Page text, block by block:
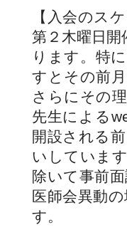
【入会のス
第２木曜日開
ります。特
すとその前
さらにその
先生による
開設される
いしていま
除いて事前
医師会異動
す。